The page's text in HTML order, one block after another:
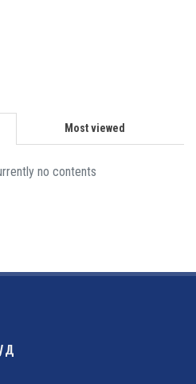
Most viewed
no contents